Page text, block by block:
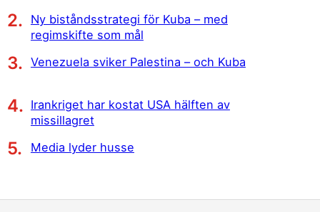
Ny biståndsstrategi för Kuba – med
regimskifte som mål
Venezuela sviker Palestina – och Kuba
Irankriget har kostat USA hälften av
missillagret
Media lyder husse